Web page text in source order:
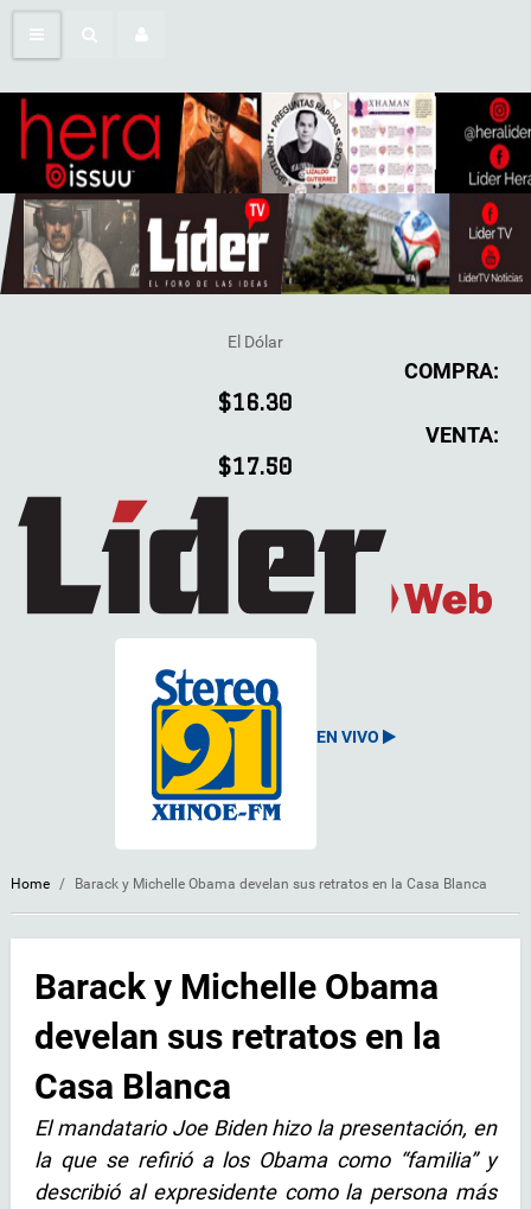
El Dólar
COMPRA:
$16.30
VENTA:
$17.50
EN VIVO
Home / Barack y Michelle Obama develan sus retratos en la Casa Blanca
Barack y Michelle Obama
develan sus retratos en la
Casa Blanca
El mandatario Joe Biden hizo la presentación, en
la que se refirió a los Obama como “familia” y
describió al expresidente como la persona más